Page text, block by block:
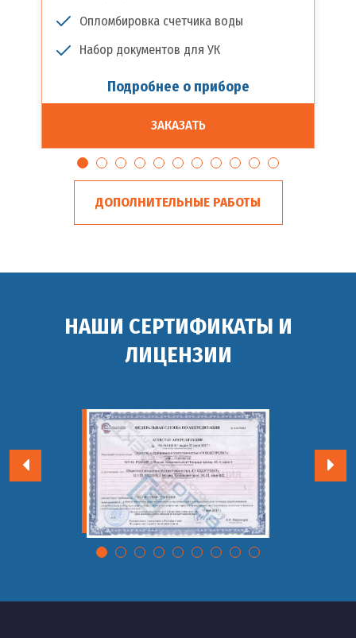
Опломбировка счетчика воды
Набор документов для УК
Подробнее о приборе
ЗАКАЗАТЬ
ДОПОЛНИТЕЛЬНЫЕ РАБОТЫ
НАШИ СЕРТИФИКАТЫ И
ЛИЦЕНЗИИ